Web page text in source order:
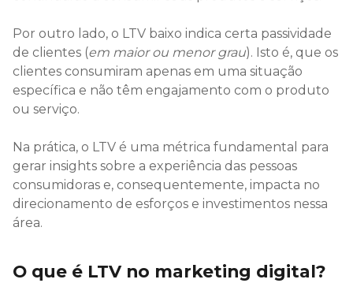
Por outro lado, o LTV baixo indica certa passividade
de clientes (em maior ou menor grau). Isto é, que os
clientes consumiram apenas em uma situação
específica e não têm engajamento com o produto
ou serviço.
Na prática, o LTV é uma métrica fundamental para
gerar insights sobre a experiência das pessoas
consumidoras e, consequentemente, impacta no
direcionamento de esforços e investimentos nessa
área.
O que é LTV no marketing digital?